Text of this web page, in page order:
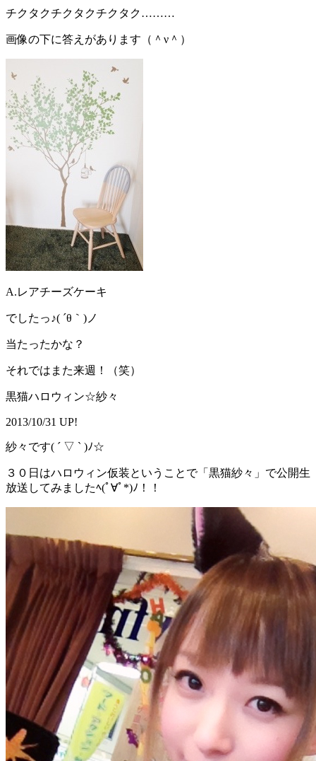
チクタクチクタクチクタク………
画像の下に答えがあります（＾ν＾）
A.レアチーズケーキ
でしたっ♪( ´θ｀)ノ
当たったかな？
それではまた来週！（笑）
黒猫ハロウィン☆紗々
2013/10/31 UP!
紗々です( ´ ▽ ` )ﾉ☆
３０日はハロウィン仮装ということで「黒猫紗々」で公開生
放送してみましたﾍ(ﾟ∀ﾟ*)ﾉ！！